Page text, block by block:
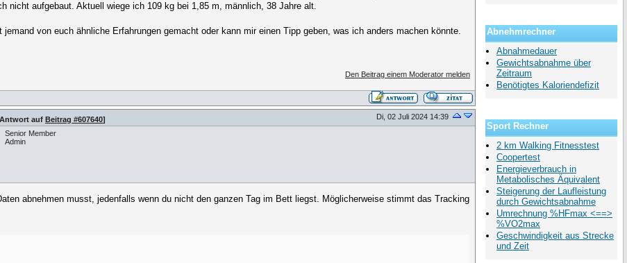
nicht aufgebaut. Aktuell wiege ich 109 kg bei 1,85 m, männlich, 38 Jahre alt.
von euch ähnliche Erfahrungen gemacht oder kann mir einen Tipp geben, was ich anders machen könnte.
Den Beitrag einem Moderator melden
auf Beitrag #607640] Di, 02 Juli 2024 14:39
Senior Member
Admin
abnehmen musst, jedenfalls wenn du nicht den ganzen Tag im Bett liegst. Möglicherweise stimmt das Tracking
Abnehmrechner
Abnahmedauer
Gewichtsabnahme über
Zeitraum
Benötigtes Kaloriendefizit
Sport Rechner
2 km Walking Fitnesstest
Coopertest
Energieverbrauch in
Metabolisches Äquivalent
Steigerung der Laufleistung
durch Gewichtsabnahme
Umrechnung %HFmax <==>
%VO2max
Geschwindigkeit aus Strecke
und Zeit